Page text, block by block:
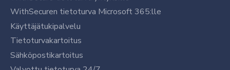
WithSecuren tietoturva Microsoft 365:lle
Käyttäjätukipalvelu
Tietoturvakartoitus
Sähköpostikartoitus